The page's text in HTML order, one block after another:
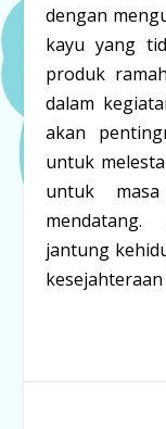
dengan
kayu yang
produk
dalam
akan
untuk
untuk
mendatang.
jantung